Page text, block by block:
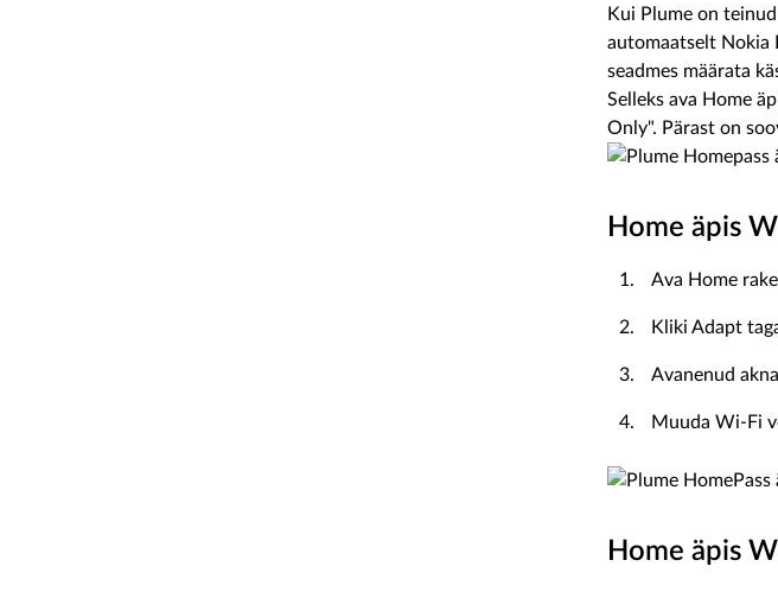
Kui Plume on
automaatselt Nokia
seadmes määrata
Selleks ava Home
Only". Pärast on
Home äpis
Ava Home
Kliki Adapt
Avanenud
Muuda Wi-Fi
Home äpis